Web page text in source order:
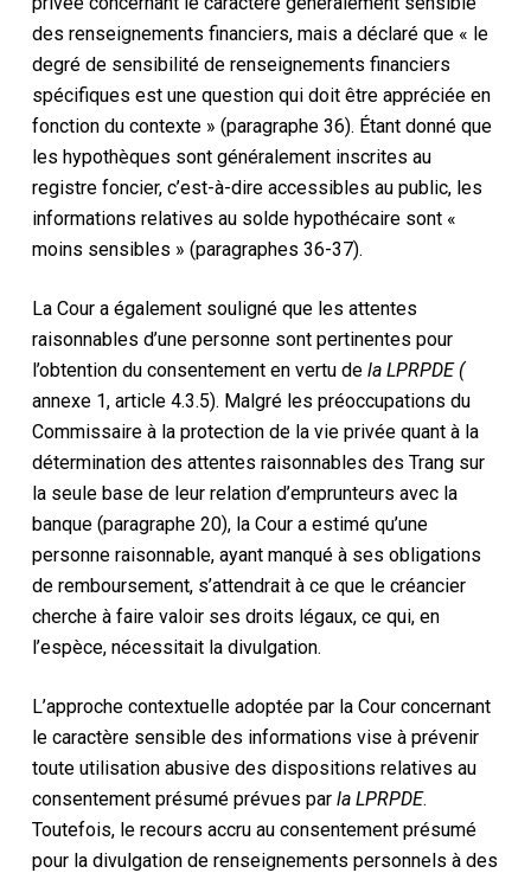
des renseignements financiers, mais a déclaré que « le
degré de sensibilité de renseignements financiers
spécifiques est une question qui doit être appréciée en
fonction du contexte » (paragraphe 36). Étant donné que
les hypothèques sont généralement inscrites au
registre foncier, c’est-à-dire accessibles au public, les
informations relatives au solde hypothécaire sont «
moins sensibles » (paragraphes 36-37).
La Cour a également souligné que les attentes
raisonnables d’une personne sont pertinentes pour
l’obtention du consentement en vertu de la LPRPDE (
annexe 1, article 4.3.5). Malgré les préoccupations du
Commissaire à la protection de la vie privée quant à la
détermination des attentes raisonnables des Trang sur
la seule base de leur relation d’emprunteurs avec la
banque (paragraphe 20), la Cour a estimé qu’une
personne raisonnable, ayant manqué à ses obligations
de remboursement, s’attendrait à ce que le créancier
cherche à faire valoir ses droits légaux, ce qui, en
l’espèce, nécessitait la divulgation.
L’approche contextuelle adoptée par la Cour concernant
le caractère sensible des informations vise à prévenir
toute utilisation abusive des dispositions relatives au
consentement présumé prévues par la LPRPDE.
Toutefois, le recours accru au consentement présumé
pour la divulgation de renseignements personnels à des